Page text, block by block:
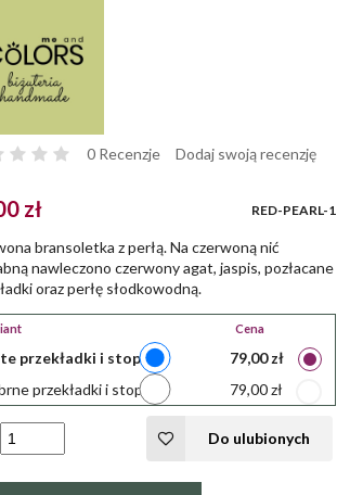
0 Recenzje Dodaj swoją recenzję
zł RED-PEARL-1
bransoletka z perłą. Na czerwoną nić
nawleczono czerwony agat, jaspis, pozłacane
oraz perłę słodkowodną.
Cena
przekładki i stoper
79,00 zł
przekładki i stoper
79,00 zł
Do ulubionych